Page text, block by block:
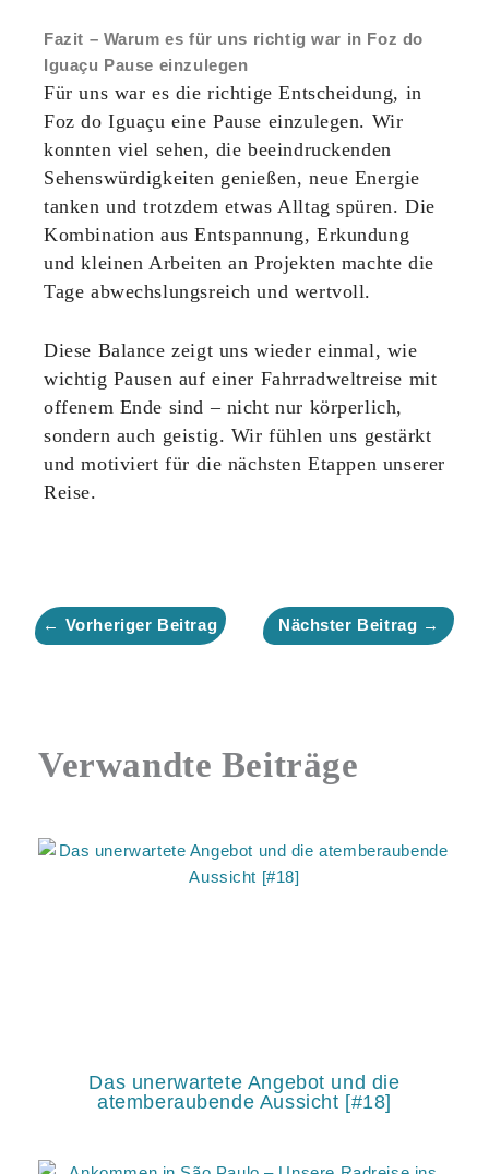
Fazit – Warum es für uns richtig war in Foz do
Iguaçu Pause einzulegen
Für uns war es die richtige Entscheidung, in
Foz do Iguaçu eine Pause einzulegen. Wir
konnten viel sehen, die beeindruckenden
Sehenswürdigkeiten genießen, neue Energie
tanken und trotzdem etwas Alltag spüren. Die
Kombination aus Entspannung, Erkundung
und kleinen Arbeiten an Projekten machte die
Tage abwechslungsreich und wertvoll.
Diese Balance zeigt uns wieder einmal, wie
wichtig Pausen auf einer Fahrradweltreise mit
offenem Ende sind – nicht nur körperlich,
sondern auch geistig. Wir fühlen uns gestärkt
und motiviert für die nächsten Etappen unserer
Reise.
← Vorheriger Beitrag Nächster Beitrag →
Das unerwartete Angebot und die
atemberaubende Aussicht [#18]